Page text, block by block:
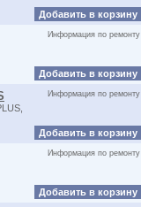
Добавить в корзину
Информация по ремонту
Добавить в корзину
Информация по ремонту
Добавить в корзину
Информация по ремонту
Добавить в корзину